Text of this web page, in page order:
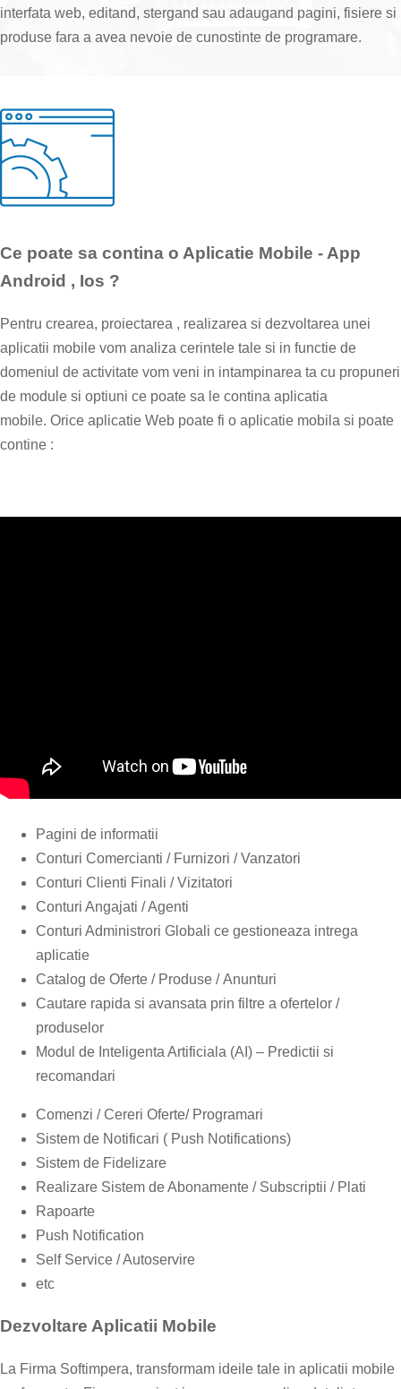
interfata web, editand, stergand sau adaugand pagini, fisiere si
produse fara a avea nevoie de cunostinte de programare.
Ce poate sa contina o Aplicatie Mobile - App
Android , Ios ?
Pentru crearea, proiectarea , realizarea si dezvoltarea unei
aplicatii mobile vom analiza cerintele tale si in functie de
domeniul de activitate vom veni in intampinarea ta cu propuneri
de module si optiuni ce poate sa le contina aplicatia
mobile. Orice aplicatie Web poate fi o aplicatie mobila si poate
contine :
Pagini de informatii
Conturi Comercianti / Furnizori / Vanzatori
Conturi Clienti Finali / Vizitatori
Conturi Angajati / Agenti
Conturi Administrori Globali ce gestioneaza intrega
aplicatie
Catalog de Oferte / Produse / Anunturi
Cautare rapida si avansata prin filtre a ofertelor /
produselor
Modul de Inteligenta Artificiala (AI) – Predictii si
recomandari
Comenzi / Cereri Oferte/ Programari
Sistem de Notificari ( Push Notifications)
Sistem de Fidelizare
Realizare Sistem de Abonamente / Subscriptii / Plati
Rapoarte
Push Notification
Self Service / Autoservire
etc
Dezvoltare Aplicatii Mobile
La Firma Softimpera, transformam ideile tale in aplicatii mobile